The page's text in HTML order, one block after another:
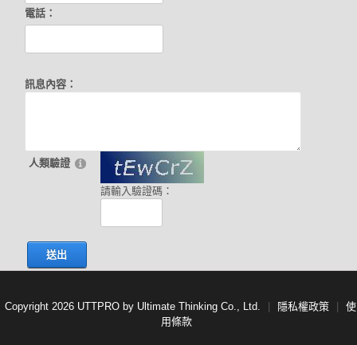
電話：
訊息內容：
人類驗證
請輸入驗證碼：
送出
Copyright 2026 UTTPRO by Ultimate Thinking Co., Ltd. 隱私權政策
使
用條款